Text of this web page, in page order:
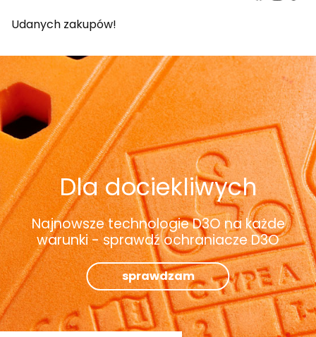
Udanych zakupów!
Dla dociekliwych
Najnowsze technologie D3O na każde
warunki - sprawdź ochraniacze D3O
sprawdzam